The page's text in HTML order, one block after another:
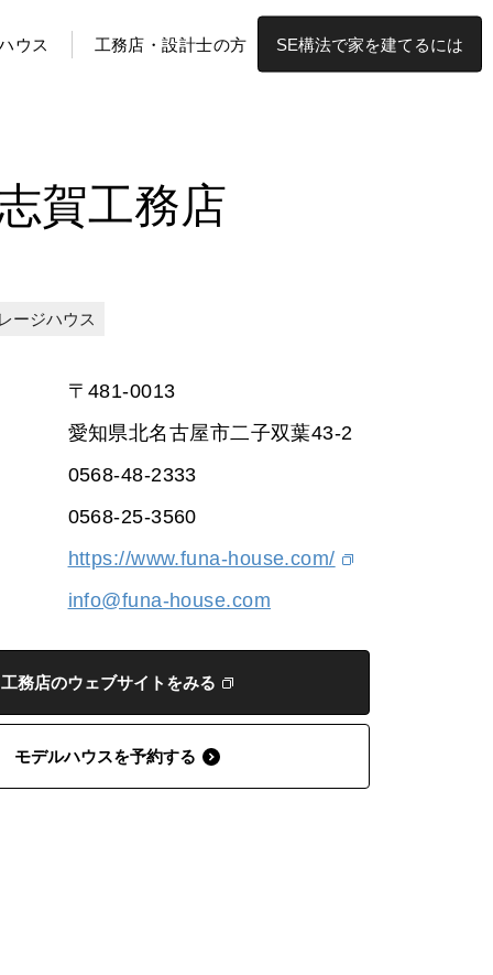
ウス 工務店・設計士の方 SE構法で家を建てるには
賀工務店
ージハウス
〒481-0013
愛知県北名古屋市二子双葉43-2
0568-48-2333
0568-25-3560
https://www.funa-house.com/
info@funa-house.com
工務店のウェブサイトをみる
モデルハウスを予約する